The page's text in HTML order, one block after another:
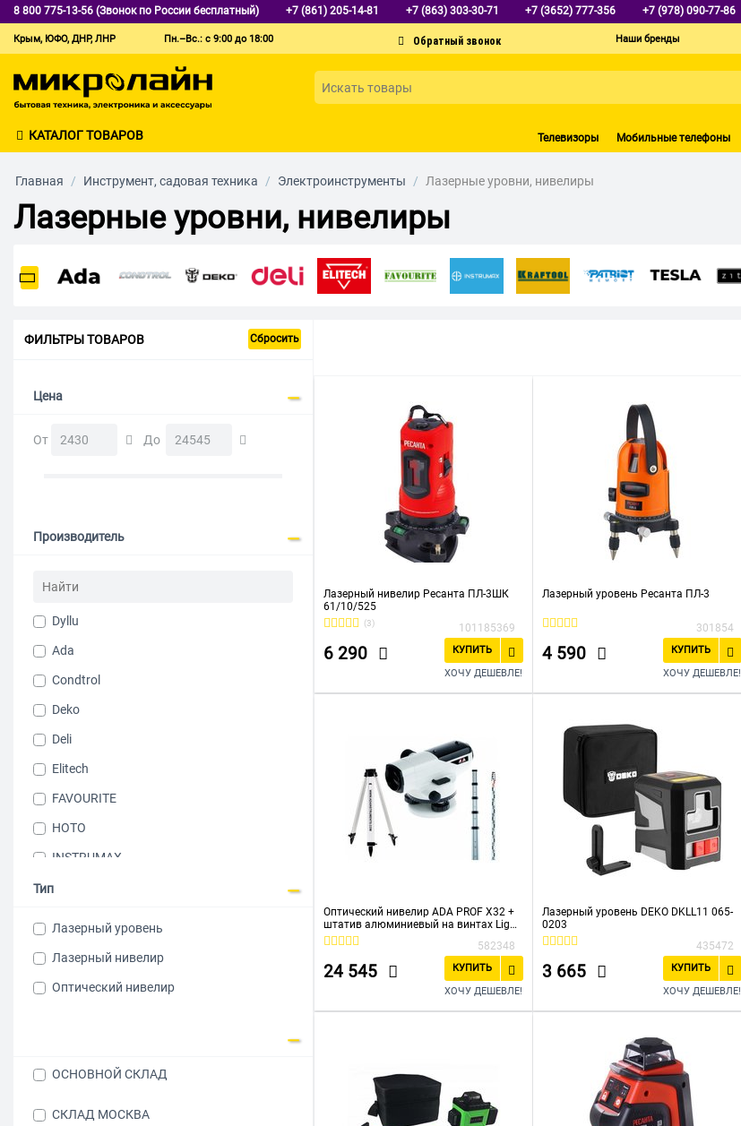
8 800 775-13-56 (Звонок по России бесплатный) +7 (861) 205-14-81 +7 (863) 303-30-71 +7 (3652) 777-356 +7 (978) 090-77-86
Крым, ЮФО, ДНР, ЛНР Пн.–Вс.: с 9:00 до 18:00 Наши бренды
КАТАЛОГ ТОВАРОВ Телевизоры Мобильные телефоны
Главная / Инструмент, садовая техника / Электроинструменты / Лазерные уровни, нивелиры
Лазерные уровни, нивелиры
ФИЛЬТРЫ ТОВАРОВ Сбросить
Цена
От До
Производитель
Dyllu
Ada
Condtrol
Deko
Deli
Elitech
FAVOURITE
HOTO
INSTRUMAX
KLPRO
Тип
Лазерный уровень
Лазерный нивелир
Оптический нивелир
ОСНОВНОЙ СКЛАД
СКЛАД МОСКВА
Лазерный нивелир Ресанта ПЛ-3ШК
61/10/525
(3) 101185369
6 290
КУПИТЬ
ХОЧУ ДЕШЕВЛЕ!
Лазерный уровень Ресанта ПЛ-3
301854
4 590
КУПИТЬ
ХОЧУ ДЕШЕВЛЕ!
Оптический нивелир ADA PROF X32 +
штатив алюминиевый на винтах Light
S + рейка нивелирная Staff 5 А00119-
582348
24 545
КУПИТЬ
ХОЧУ ДЕШЕВЛЕ!
Лазерный уровень DEKO DKLL11 065-
0203
435472
3 665
КУПИТЬ
ХОЧУ ДЕШЕВЛЕ!